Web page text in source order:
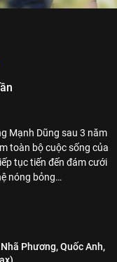
Mạnh Dũng sau 3 năm
toàn bộ cuộc sống của
tục tiến đến đám cưới
nóng bỏng…
Nhã Phương,Quốc Anh,